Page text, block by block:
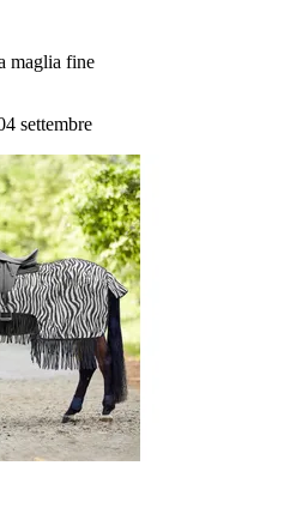
maglia fine
settembre